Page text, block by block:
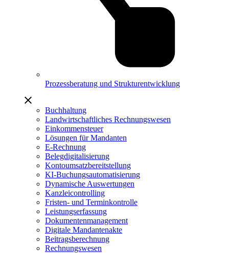
Prozessberatung und Strukturentwicklung
Buchhaltung
Landwirtschaftliches Rechnungswesen
Einkommensteuer
Lösungen für Mandanten
E-Rechnung
Belegdigitalisierung
Kontoumsatzbereitstellung
KI-Buchungsautomatisierung
Dynamische Auswertungen
Kanzleicontrolling
Fristen- und Terminkontrolle
Leistungserfassung
Dokumentenmanagement
Digitale Mandantenakte
Beitragsberechnung
Rechnungswesen